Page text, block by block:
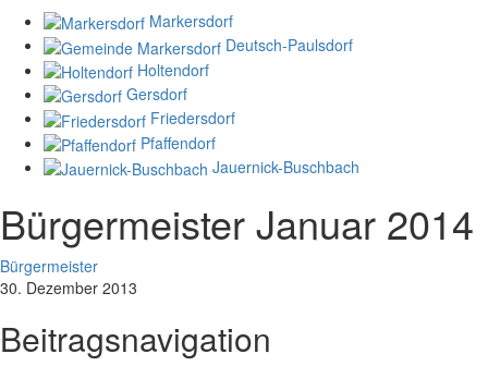
Markersdorf
Deutsch-Paulsdorf
Holtendorf
Gersdorf
Friedersdorf
Pfaffendorf
Jauernick-Buschbach
Bürgermeister Januar 2014
Bürgermeister
30. Dezember 2013
Beitragsnavigation